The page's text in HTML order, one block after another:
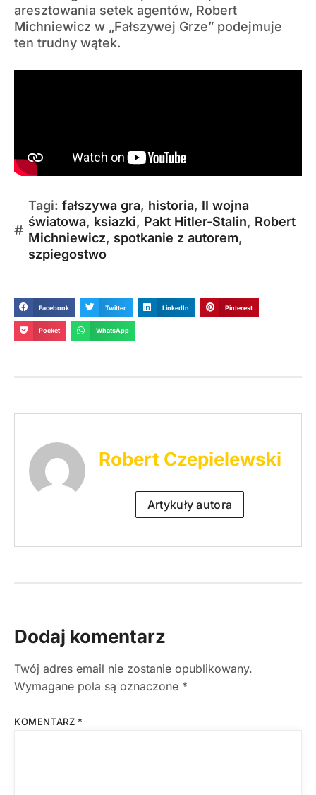
aresztowania setek agentów, Robert
Michniewicz w „Fałszywej Grze” podejmuje
ten trudny wątek.
Tagi: fałszywa gra, historia, II wojna
światowa, ksiazki, Pakt Hitler-Stalin, Robert
Michniewicz, spotkanie z autorem,
szpiegostwo
Facebook Twitter LinkedIn Pinterest
Pocket WhatsApp
Robert Czepielewski
Artykuły autora
Dodaj komentarz
Twój adres email nie zostanie opublikowany.
Wymagane pola są oznaczone *
KOMENTARZ *